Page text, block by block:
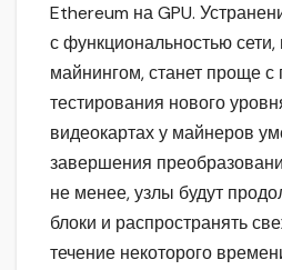
Ethereum на GPU.
с функциональностью сети,
майнингом, станет проще
тестирования нового
видеокартах у майнеров
завершения
не менее, узлы будут
блоки и распространять
течение некоторого